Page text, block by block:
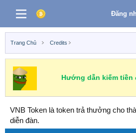
Đăng
Trang Chủ Credits
Hướng dẫn kiếm tiền
VNB Token là token trả thưởng cho
diễn đàn.